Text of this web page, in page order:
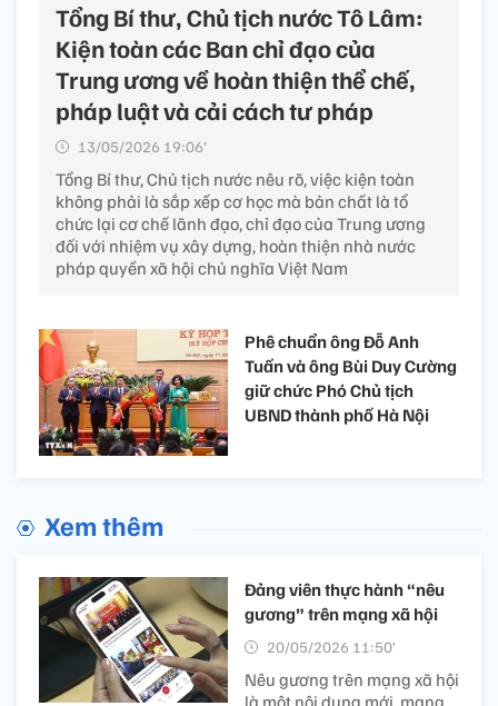
Tổng Bí thư, Chủ tịch nước Tô Lâm:
Kiện toàn các Ban chỉ đạo của
Trung ương về hoàn thiện thể chế,
pháp luật và cải cách tư pháp
13/05/2026 19:06’
Tổng Bí thư, Chủ tịch nước nêu rõ, việc kiện toàn
không phải là sắp xếp cơ học mà bản chất là tổ
chức lại cơ chế lãnh đạo, chỉ đạo của Trung ương
đối với nhiệm vụ xây dựng, hoàn thiện nhà nước
pháp quyền xã hội chủ nghĩa Việt Nam
Phê chuẩn ông Đỗ Anh
Tuấn và ông Bùi Duy Cường
giữ chức Phó Chủ tịch
UBND thành phố Hà Nội
Xem thêm
Đảng viên thực hành “nêu
gương” trên mạng xã hội
20/05/2026 11:50’
Nêu gương trên mạng xã hội
là một nội dung mới, mang